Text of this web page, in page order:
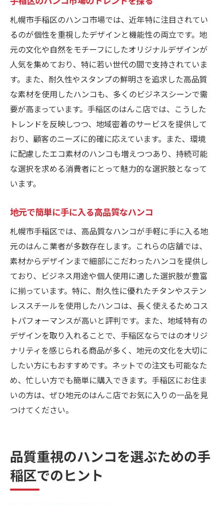
札幌市手稲区のハンコ市場では、近年特に注目されてい
るのが個性を重視したデザインと機能性の両立です。地
元の文化や自然をモチーフにしたオリジナルデザインが
人気を集めており、特に若い世代の間で支持されていま
す。また、耐久性やスタンプの鮮明さを追求した高品質
な素材を使用したハンコも、多くのビジネスシーンで需
要が高まっています。手稲区のはんこ店では、こうした
トレンドを反映しつつ、地域密着のサービスを提供して
おり、顧客のニーズに的確に応えています。また、環境
に配慮したエコ素材のハンコも増えつつあり、持続可能
な選択を求める消費者にとって魅力的な選択肢となって
います。
地元で簡単に手に入る高品質なハンコ
札幌市手稲区では、高品質なハンコが手軽に手に入る地
元のはんこ業者が多数存在します。これらの店舗では、
素材からデザインまで細部にこだわったハンコを提供し
ており、ビジネス用途や個人使用に適した選択肢が豊富
に揃っています。特に、耐久性に優れたチタンやステン
レススチールを使用したハンコは、長く使えるためコス
トパフォーマンスが高いと評判です。また、地域特有の
デザインを取り入れることで、手稲区ならではのオリジ
ナリティを感じられる商品が多く、地元の文化を大切に
したい方にもおすすめです。ネットでの注文も可能なた
め、忙しい方でも簡単に購入できます。手稲区にお住ま
いの方は、ぜひ地元のはんこ店でお気に入りの一品を見
つけてください。
品質重視のハンコを選ぶための手
稲区でのヒント